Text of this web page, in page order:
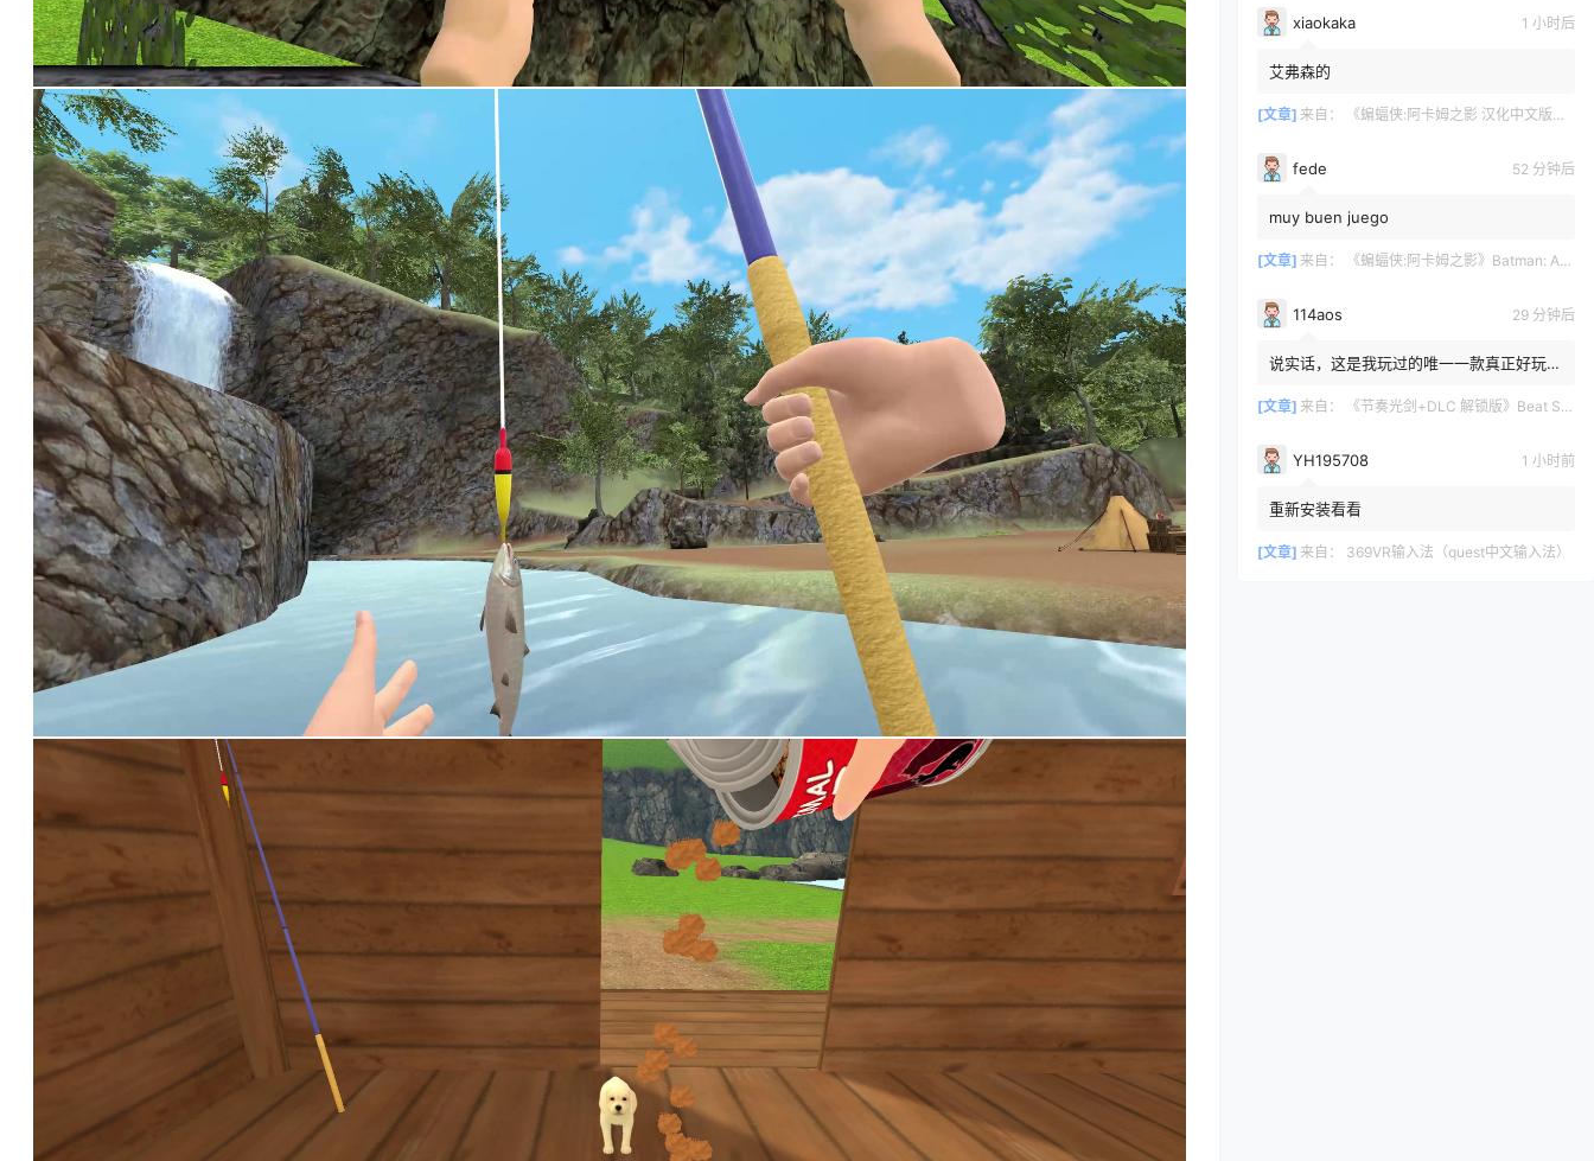
xiaokaka 1 小时后
艾弗森的
[文章] 来自： 《蝙蝠侠:阿卡姆之影 汉化中文版》Batman: Arkham Shadow
fede 52 分钟后
muy buen juego
[文章] 来自： 《蝙蝠侠:阿卡姆之影》Batman: Arkham Shadow
114aos 28 分钟后
说实话，这是我玩过的唯一一款真正好玩的
些都不太好。我觉得《Bea...
[文章] 来自： 《节奏光剑+DLC 解锁版》Beat Saber VR
YH195708 1 小时前
重新安装看看
[文章] 来自： 369VR输入法（quest中文输入法）